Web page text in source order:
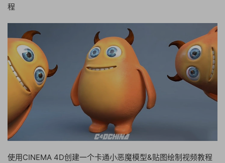
程
使用CINEMA 4D创建一个卡通小恶魔模型&贴图绘制视频教程